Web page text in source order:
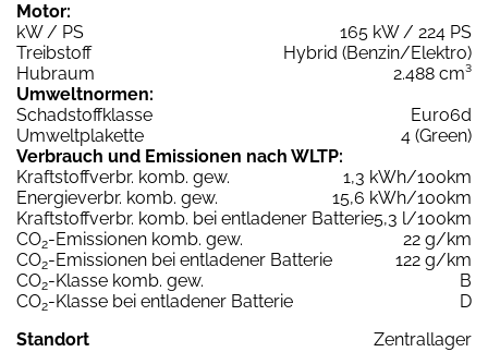
Motor:
kW / PS
165 kW / 224 PS
Treibstoff
Hybrid (Benzin/Elektro)
Hubraum
2.488 cm³
Umweltnormen:
Schadstoffklasse
Euro6d
Umweltplakette
4 (Green)
Verbrauch und Emissionen nach WLTP:
Kraftstoffverbr. komb. gew.
1,3 kWh/100km
Energieverbr. komb. gew.
15,6 kWh/100km
Kraftstoffverbr. komb. bei entladener Batterie5,3 l/100km
CO2-Emissionen komb. gew.
22 g/km
CO2-Emissionen bei entladener Batterie
122 g/km
CO2-Klasse komb. gew.
B
CO2-Klasse bei entladener Batterie
D
Standort
Zentrallager